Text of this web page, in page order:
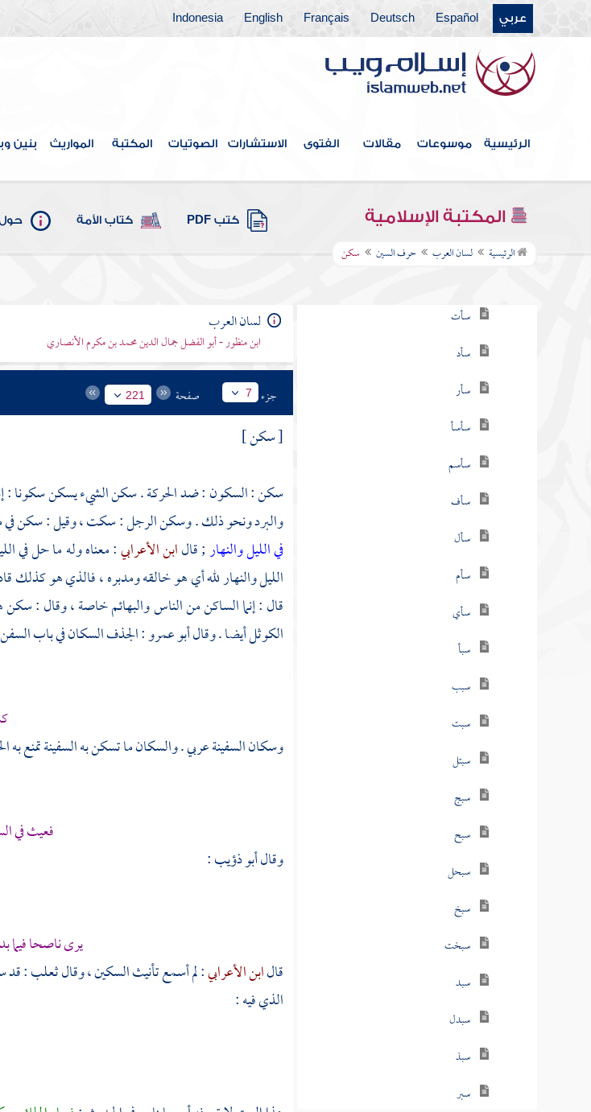
عربي Español
Deutsch
Français
English
Indonesia
الرئيسية موسوعات مقالات الفتوى الاستشارات الصوتيات المكتبة المواريث بنين
المكتبة الإسلامية كتب PDF كتاب الأمة حول
الرئيسية لسان العرب حرف السين سكن
حرف الحاء
حرف الخاء
حرف الدال
حرف الذال
حرف الراء
حرف الزاي
حرف السين
سأت
سأد
سأر
سأسأ
سأسم
سأف
سأل
سأم
سأي
سبأ
سبب
سبت
سبتل
سبج
سبح
سبحل
سبخ
سبخت
سبد
سبدل
سبذ
سبر
لسان العرب
ابن منظور - أبو الفضل جمال الدين محمد بن مكرم الأنصاري
جزء 7 صفحة 221
[ سكن ]
سكن : السكون : ضد الحركة . سكن الشيء يسكن سكونا :
والبرد ونحو ذلك . وسكن الرجل : سكت ، وقيل : سكن
في الليل والنهار; قالابن الأعرابي: معناه وله ما حل في
الليل والنهار لله أي هو خالقه ومدبره ، فالذي هو كذلك
قال : إنما الساكن من الناس والبهائم خاصة ، وقال : سكن
الكوثل أيضا . وقالأبو عمرو: الجذف السكان في باب
وسكان السفينة عربي . والسكان ما تسكن به السفينة تمنع
فعيث في
وقالأبو ذؤيب:
يرى ناصحا
قالابن الأعرابي: لم أسمع تأنيث السكين ، وقالثعلب: قد
الذي فيه :